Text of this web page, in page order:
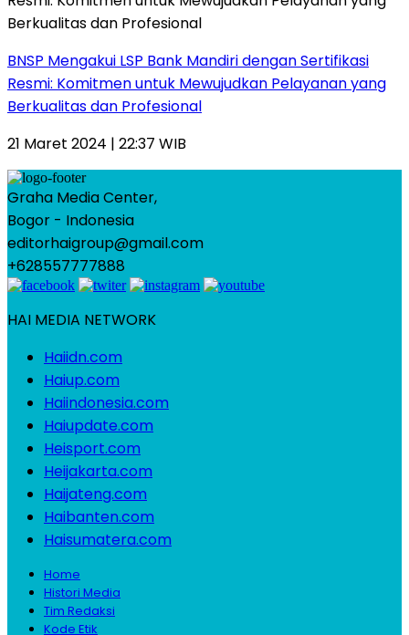
BNSP Mengakui LSP Bank Mandiri dengan Sertifikasi
Resmi: Komitmen untuk Mewujudkan Pelayanan yang
Berkualitas dan Profesional
21 Maret 2024 | 22:37 WIB
Graha Media Center,
Bogor - Indonesia
editorhaigroup@gmail.com
+628557777888
HAI MEDIA NETWORK
Haiidn.com
Haiup.com
Haiindonesia.com
Haiupdate.com
Heisport.com
Heijakarta.com
Haijateng.com
Haibanten.com
Haisumatera.com
Home
Histori Media
Tim Redaksi
Kode Etik